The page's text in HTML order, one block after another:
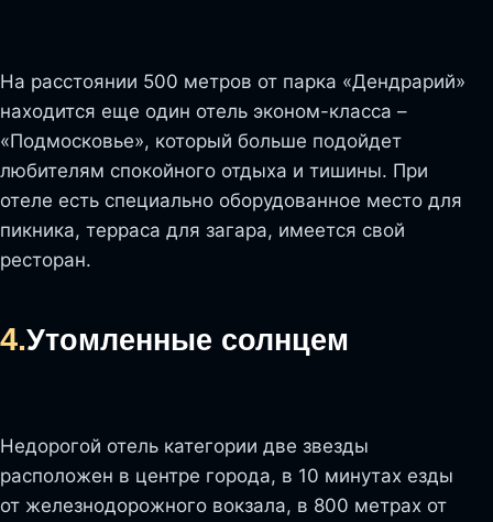
На расстоянии 500 метров от парка «Дендрарий»
находится еще один отель эконом-класса –
«Подмосковье», который больше подойдет
любителям спокойного отдыха и тишины. При
отеле есть специально оборудованное место для
пикника, терраса для загара, имеется свой
ресторан.
4.Утомленные солнцем
Недорогой отель категории две звезды
расположен в центре города, в 10 минутах езды
от железнодорожного вокзала, в 800 метрах от